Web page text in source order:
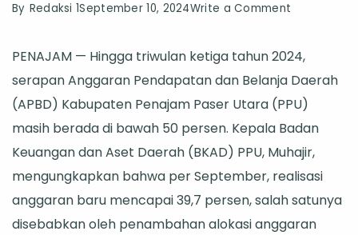
By Redaksi 1September 10, 2024Write a Comment
APBD
Masih
di
Bawah
50
Persen,
BKAD
PPU
PENAJAM — Hingga triwulan ketiga tahun 2024,
serapan Anggaran Pendapatan dan Belanja Daerah
(APBD) Kabupaten Penajam Paser Utara (PPU)
masih berada di bawah 50 persen. Kepala Badan
Keuangan dan Aset Daerah (BKAD) PPU, Muhajir,
mengungkapkan bahwa per September, realisasi
anggaran baru mencapai 39,7 persen, salah satunya
disebabkan oleh penambahan alokasi anggaran